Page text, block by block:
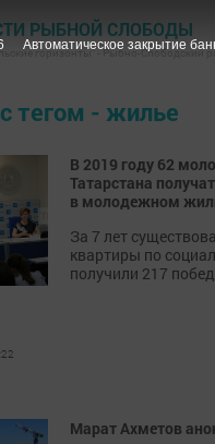
РЫБНОЙ СЛОБОДЫ
горизонты" - Рыбно-Слободский
тегом - жилье
В 2019 году 62
Татарстана
в молодежном
За 7 лет
квартиры по
получили 217
Марат Ахметов
Автоматическое закрытие